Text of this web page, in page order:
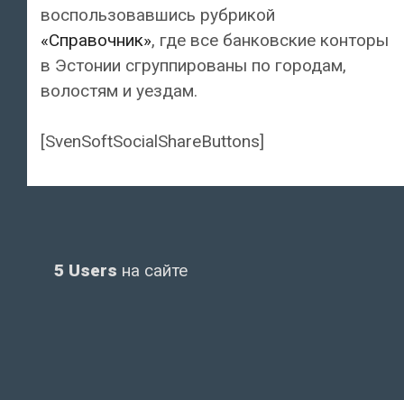
воспользовавшись рубрикой
«Справочник», где все банковские конторы
в Эстонии сгруппированы по городам,
волостям и уездам.
[SvenSoftSocialShareButtons]
5 Users на сайте